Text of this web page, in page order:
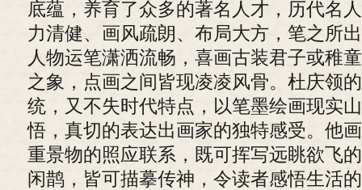
底蕴，养育了众多的著名人才，历代名
力清健、画风疏朗、布局大方，笔之所
人物运笔潇洒流畅，喜画古装君子或稚
之象，点画之间皆现凌凌风骨。杜庆领
统，又不失时代特点，以笔墨绘画现实
悟，真切的表达出画家的独特感受。他
重景物的照应联系，既可挥写远眺欲飞
闲鹊，皆可描摹传神，令读者感悟生活